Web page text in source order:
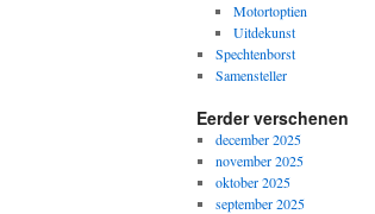
Motortoptien
Uitdekunst
Spechtenborst
Samensteller
Eerder verschenen
december 2025
november 2025
oktober 2025
september 2025